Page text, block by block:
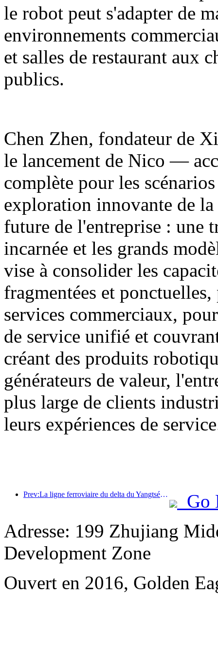
le robot peut s'adapter de
environnements
et salles de restaurant aux
publics.
Chen Zhen, fondateur de
le lancement de Nico —
complète pour les
exploration innovante de
future de l'entreprise : une
incarnée et les grands
vise à consolider les
fragmentées et ponctuelles,
services commerciaux,
de service unifié et
créant des produits
générateurs de valeur,
plus large de clients
leurs expériences de
Prev:La ligne ferroviaire du delta du Yangtsé a transporté plus de 21,38 millions de passagers pendant les vacances du 1er mai.
Go
Adresse: 199 Zhujiang
Development Zone
Ouvert en 2016, Golden